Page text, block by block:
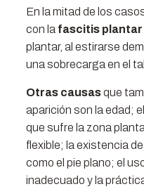
En la mitad de los
con la fascitis plantar
plantar, al estirarse
una sobrecarga en el
Otras causasque
aparición son la edad;
que sufre la zona
flexible; la existencia
como el pie plano; el
inadecuado y la